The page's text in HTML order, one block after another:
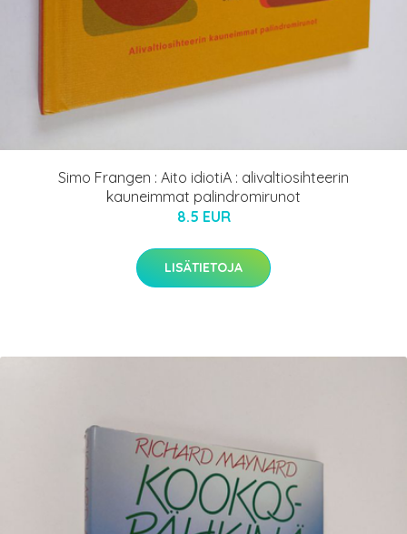
Simo Frangen : Aito idiotiA : alivaltiosihteerin
kauneimmat palindromirunot
8.5 EUR
LISÄTIETOJA